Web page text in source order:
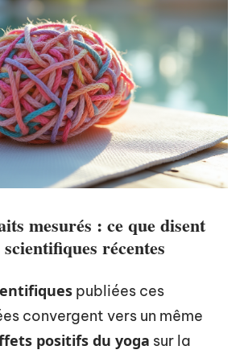
mesurés : ce que disent
récentes
publiées ces
convergent vers un même
positifs du yoga sur la